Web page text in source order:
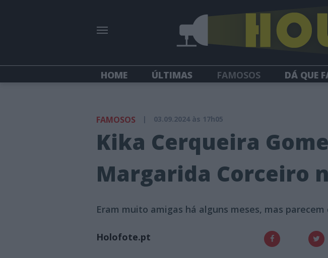
HOME ÚLTIMAS FAMOSOS DÁ QUE
FAMOSOS | 03.09.2024 às 17h05
Kika Cerqueira
Margarida Corceiro
Eram muito amigas há alguns meses, mas
Holofote.pt